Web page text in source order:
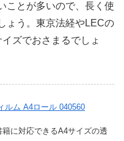
ことが多いので、長く使
ょう。東京法経やLECの
ズでおさまるでしょ
ルム A4ロール 040560
籍に対応できるA4サイズの透